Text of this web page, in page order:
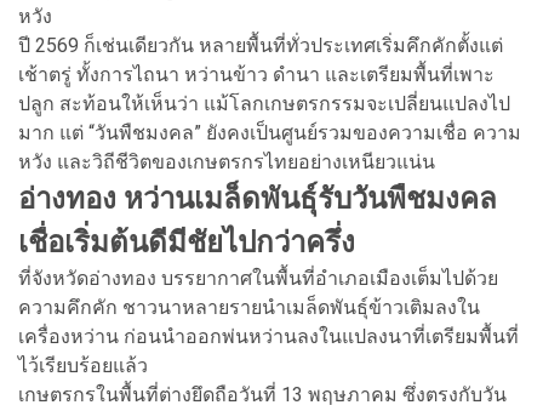
หวัง
ปี 2569 ก็เช่นเดียวกัน หลายพื้นที่ทั่วประเทศเริ่มคึกคักตั้งแต่
เช้าตรู่ ทั้งการไถนา หว่านข้าว ดำนา และเตรียมพื้นที่เพาะ
ปลูก สะท้อนให้เห็นว่า แม้โลกเกษตรกรรมจะเปลี่ยนแปลงไป
มาก แต่ “วันพืชมงคล” ยังคงเป็นศูนย์รวมของความเชื่อ ความ
หวัง และวิถีชีวิตของเกษตรกรไทยอย่างเหนียวแน่น
อ่างทอง หว่านเมล็ดพันธุ์รับวันพืชมงคล
เชื่อเริ่มต้นดีมีชัยไปกว่าครึ่ง
ที่จังหวัดอ่างทอง บรรยากาศในพื้นที่อำเภอเมืองเต็มไปด้วย
ความคึกคัก ชาวนาหลายรายนำเมล็ดพันธุ์ข้าวเติมลงใน
เครื่องหว่าน ก่อนนำออกพ่นหว่านลงในแปลงนาที่เตรียมพื้นที่
ไว้เรียบร้อยแล้ว
เกษตรกรในพื้นที่ต่างยึดถือวันที่ 13 พฤษภาคม ซึ่งตรงกับวัน